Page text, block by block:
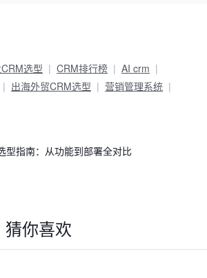
选型 CRM排行榜
AI crm
出海外贸CRM选型
营销管理系统
型指南：从功能到部署全对比
猜你喜欢